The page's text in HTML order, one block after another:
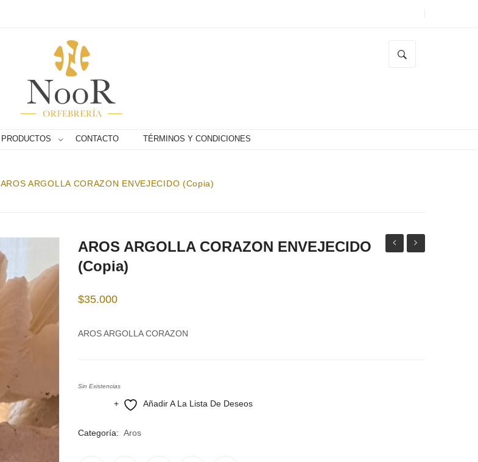
PRODUCTOS CONTACTO TÉRMINOS Y CONDICIONES
AROS ARGOLLA CORAZON ENVEJECIDO (copia)
AROS ARGOLLA CORAZON ENVEJECIDO
(copia)
$35.000
AROS ARGOLLA CORAZON
Sin Existencias
Añadir A La Lista De Deseos
Categoría: Aros